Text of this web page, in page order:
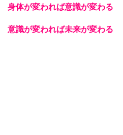
身体が変われば意識が変わる
意識が変われば未来が変わる